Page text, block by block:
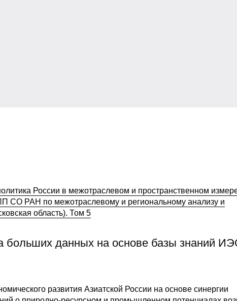
России в межотраслевом и пространственном
РАН по межотраслевому и региональному анализу и
область). Том 5
больших данных на основе базы знаний
развития Азиатской России на основе синергии